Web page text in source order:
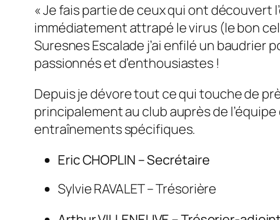
« Je fais partie de ceux qui ont découvert
immédiatement attrapé le virus (le bon
Suresnes Escalade j’ai enfilé un baudrier
passionnés et d’enthousiastes !
Depuis je dévore tout ce qui touche de
principalement au club auprès de
entraînements spécifiques.
Eric CHOPLIN – Secrétaire
Sylvie RAVALET – Trésorière